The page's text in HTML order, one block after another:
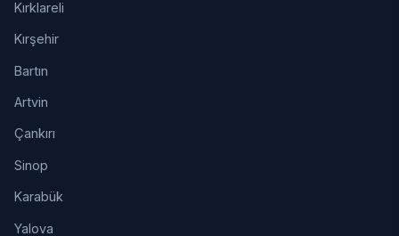
Kırklareli
Kırşehir
Bartın
Artvin
Çankırı
Sinop
Karabük
Yalova